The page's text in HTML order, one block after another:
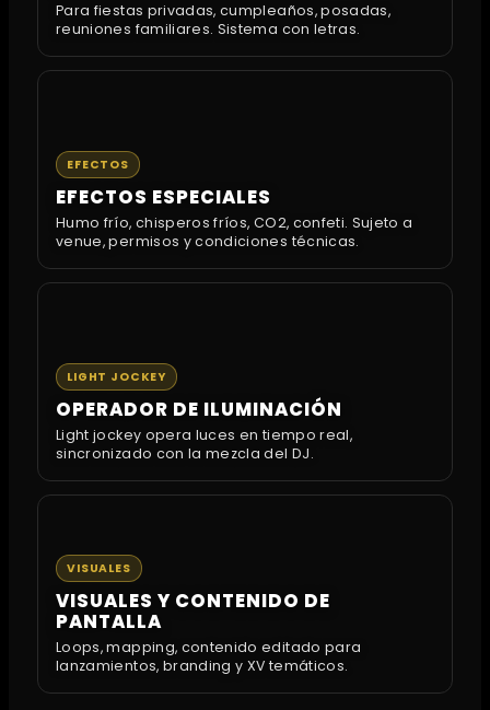
Para fiestas privadas, cumpleaños, posadas,
reuniones familiares. Sistema con letras.
EFECTOS
EFECTOS ESPECIALES
Humo frío, chisperos fríos, CO2, confeti. Sujeto a
venue, permisos y condiciones técnicas.
LIGHT JOCKEY
OPERADOR DE ILUMINACIÓN
Light jockey opera luces en tiempo real,
sincronizado con la mezcla del DJ.
VISUALES
VISUALES Y CONTENIDO DE
PANTALLA
Loops, mapping, contenido editado para
lanzamientos, branding y XV temáticos.